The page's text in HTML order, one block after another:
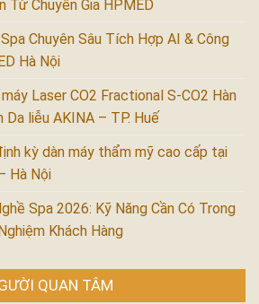
Từ Chuyên Gia HPMED
Chuyên Sâu Tích Hợp AI & Công
Hà Nội
Laser CO2 Fractional S-CO2 Hàn
liễu AKINA – TP. Huế
kỳ dàn máy thẩm mỹ cao cấp tại
Hà Nội
Spa 2026: Kỹ Năng Cần Có Trong
Khách Hàng
QUAN TÂM